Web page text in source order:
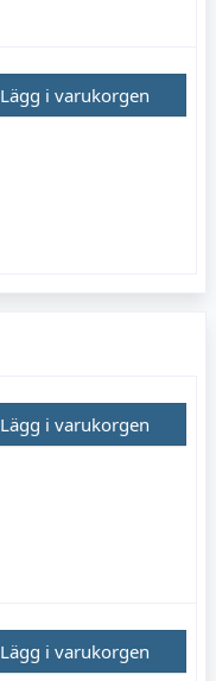
Lägg i varukorgen
Lägg i varukorgen
Lägg i varukorgen